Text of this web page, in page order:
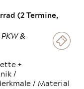
(2 Termine,
&
+
/
/ Material